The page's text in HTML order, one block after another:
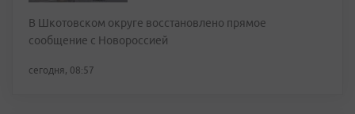
В Шкотовском округе восстановлено прямое
сообщение с Новороссией
сегодня, 08:57